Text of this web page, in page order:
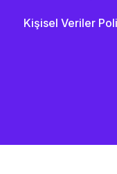
Kişisel Veriler